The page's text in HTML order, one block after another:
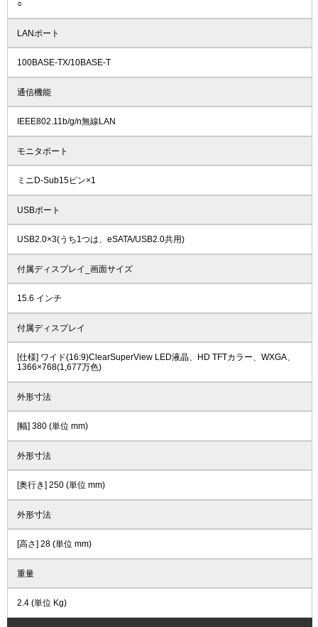
○
LANポート
100BASE-TX/10BASE-T
通信機能
IEEE802.11b/g/n無線LAN
モニタポート
ミニD-Sub15ピン×1
USBポート
USB2.0×3(うち1つは、eSATA/USB2.0共用)
付属ディスプレイ_画面サイズ
15.6 インチ
付属ディスプレイ
[仕様] ワイド(16:9)ClearSuperView LED液晶、HD TFTカラー、WXGA、
1366×768(1,677万色)
外形寸法
[幅] 380 (単位 mm)
外形寸法
[奥行き] 250 (単位 mm)
外形寸法
[高さ] 28 (単位 mm)
重量
2.4 (単位 Kg)